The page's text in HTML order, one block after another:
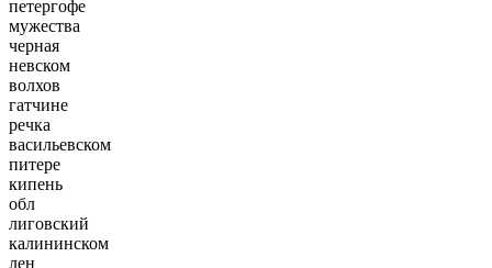
петергофе
мужества
черная
невском
волхов
гатчине
речка
васильевском
питере
кипень
обл
лиговский
калининском
лен